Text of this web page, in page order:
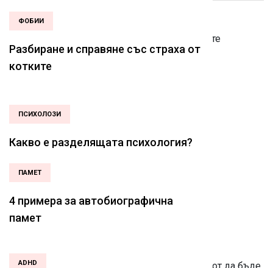
ФОБИИ
Разбиране и справяне със страха от
котките
ПСИХОЛОЗИ
Какво е разделящата психология?
ПАМЕТ
4 примера за автобиографична
памет
ADHD